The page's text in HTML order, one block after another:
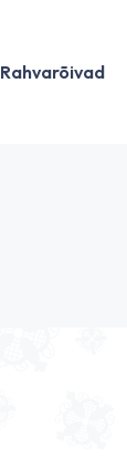
Rahvarõivad